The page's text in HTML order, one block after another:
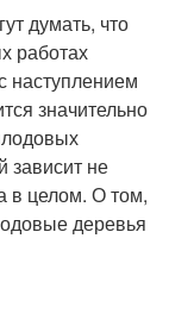
думать, что
работах
наступлением
значительно
зависит не
в целом. О том,
деревья